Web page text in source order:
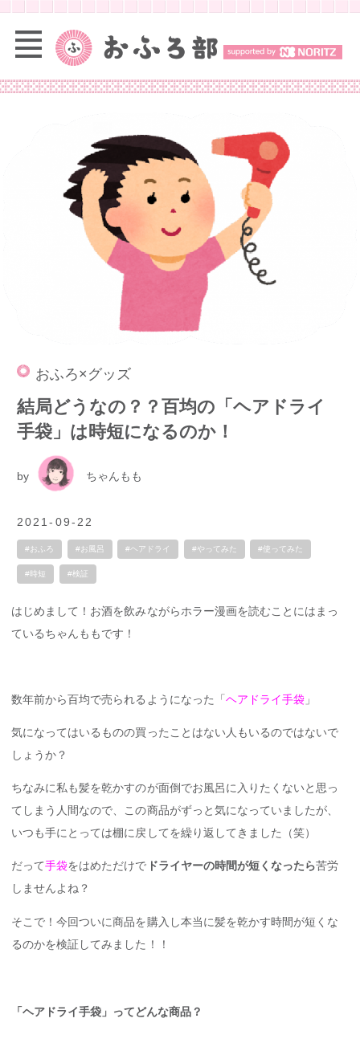
おふろ×グッズ
結局どうなの？？百均の「ヘアドライ
手袋」は時短になるのか！
by ちゃんもも
2021-09-22
#おふろ #お風呂 #ヘアドライ #やってみた #使ってみた
#時短 #検証
はじめまして！お酒を飲みながらホラー漫画を読むことにはまっ
ているちゃんももです！
数年前から百均で売られるようになった「 ヘアドライ手袋 」
気になってはいるものの買ったことはない人もいるのではないで
しょうか？
ちなみに私も髪を乾かすのが面倒でお風呂に入りたくないと思っ
てしまう人間なので、この商品がずっと気になっていましたが、
いつも手にとっては棚に戻してを繰り返してきました（笑）
だって手袋をはめただけで ドライヤーの時間が短くなったら苦労
しませんよね？
そこで！今回ついに商品を購入し本当に髪を乾かす時間が短くな
るのかを検証してみました！！
「ヘアドライ手袋」ってどんな商品？